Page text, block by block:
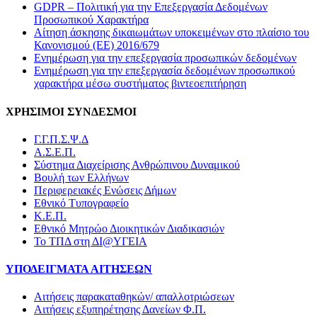
GDPR – Πολιτική για την Επεξεργασία Δεδομένων
Προσωπικού Χαρακτήρα
Αίτηση άσκησης δικαιωμάτων υποκειμένων στο πλαίσιο του
Κανονισμού (ΕΕ) 2016/679
Ενημέρωση για την επεξεργασία προσωπικών δεδομένων
Ενημέρωση για την επεξεργασία δεδομένων προσωπικού
χαρακτήρα μέσω συστήματος βιντεοεπιτήρηση
ΧΡΗΣΙΜΟΙ ΣΥΝΔΕΣΜΟΙ
Γ.Γ.Π.Σ.Ψ.Δ
Α.Σ.Ε.Π.
Σύστημα Διαχείρισης Ανθρώπινου Δυναμικού
Βουλή των Ελλήνων
Περιφερειακές Ενώσεις Δήμων
Εθνικό Τυπογραφείο
Κ.Ε.Π.
Εθνικό Μητρώο Διοικητικών Διαδικασιών
Το ΤΠΔ στη ΔΙ@ΥΓΕΙΑ
ΥΠΟΔΕΙΓΜΑΤΑ ΑΙΤΗΣΕΩΝ
Αιτήσεις παρακαταθηκών/ απαλλοτριώσεων
Αιτήσεις εξυπηρέτησης Δανείων Φ.Π.